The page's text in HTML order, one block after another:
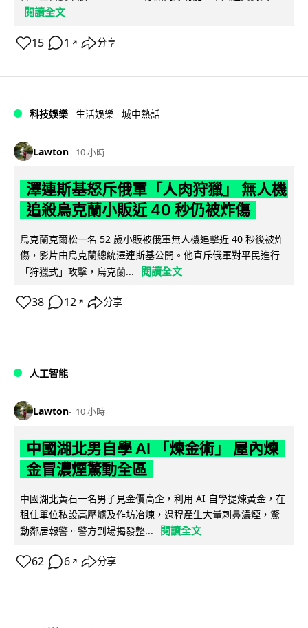
閱讀全文
15 1 ↗ 分享
科技娛樂 生活娛樂 城中熱話
Lawton 10 小時
澤連斯基怒斥俄軍「人肉狩獵」 無人機
追殺烏克蘭小販近 40 秒仍被炸傷
烏克蘭克爾松一名 52 歲小販被俄軍無人機追擊近 40 秒後被炸
傷，影片由烏克蘭總統澤連斯基公開。他直斥俄軍對平民進行
「狩獵式」攻擊，烏克蘭...
閱讀全文
38 12 ↗ 分享
人工智能
Lawton 10 小時
中國湖北男自學 AI 「煉金術」 屋內煉
金冒濃煙驚動全區
中國湖北黃石一名男子見金價高企，利用 AI 自學提煉黃金，在
租住單位私設高壓爐及作坊冶煉，過程產生大量刺鼻濃煙，驚
動鄰居報警。警方到場揭發整...
閱讀全文
62 6 ↗ 分享